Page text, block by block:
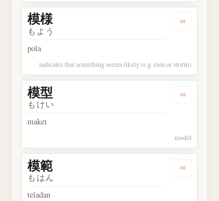
Dengarkan
模様
もよう
pola
indicates that something seems likely (e.g. rain or storm)
Dengarkan
模型
もけい
maket
model
模範
もはん
teladan